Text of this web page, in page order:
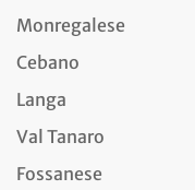
Monregalese
Cebano
Langa
Val Tanaro
Fossanese